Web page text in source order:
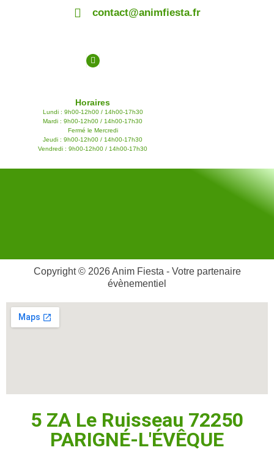
contact@animfiesta.fr
Horaires
Lundi : 9h00-12h00 / 14h00-17h30
Mardi : 9h00-12h00 / 14h00-17h30
Fermé le Mercredi
Jeudi : 9h00-12h00 / 14h00-17h30
Vendredi : 9h00-12h00 / 14h00-17h30
Copyright © 2026 Anim Fiesta - Votre partenaire
évènementiel
5 ZA Le Ruisseau 72250
PARIGNÉ-L'ÉVÊQUE